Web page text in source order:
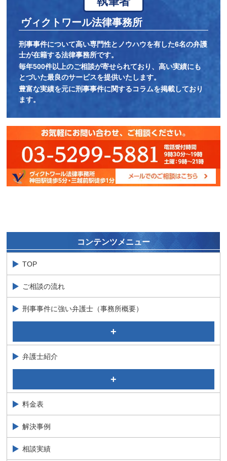
ヴィクトワール法律事務所
刑事事件について高い専門性とノウハウを有した6名の弁護
士が在籍する法律事務所です。
毎年500件以上のご相談が寄せられており、高い実績にも
とづいた最良のサービスを提供いたします。
豊富な実績を元に刑事事件に関するコラムを掲載しており
ます。
コンテンツメニュー
TOP
ご相談の流れ
刑事事件に強い弁護士（事務所概要）
公判（裁判）段階における当事務所の特徴
捜査段階における当事務所の特徴
弁護士紹介
代表パートナー弁護士 加藤 隆太郎 Ryutaro Kato
特別顧問 石井 政治 Masaji Ishii
パートナー弁護士 徳永 祐一 Yuichi Tokunaga
料金表
解決事例
相談実績